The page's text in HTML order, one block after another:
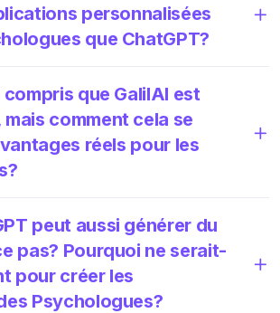
personnalisées
que ChatGPT?
que GalilAI est
comment cela se
réels pour les
peut aussi générer du
pas? Pourquoi ne serait-
pour créer les
Psychologues?